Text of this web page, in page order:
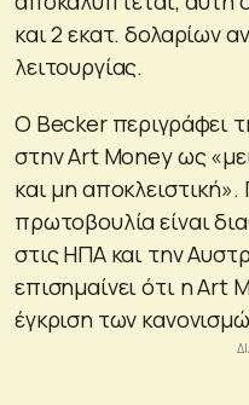
και 2 εκατ. δολαρίων
λειτουργίας.
Ο Becker περιγράφει
στην Art Money ως
και μη
πρωτοβουλία είναι
στις ΗΠΑ και την
επισημαίνει ότι η Art
έγκριση των